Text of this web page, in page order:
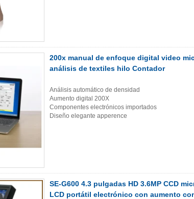
200x manual de enfoque digital video
análisis de textiles hilo Contador
Análisis automático de densidad
Aumento digital 200X
Componentes electrónicos importados
Diseño elegante apperence
SE-G600 4.3 pulgadas HD 3.6MP CCD
LCD portátil electrónico con aumento